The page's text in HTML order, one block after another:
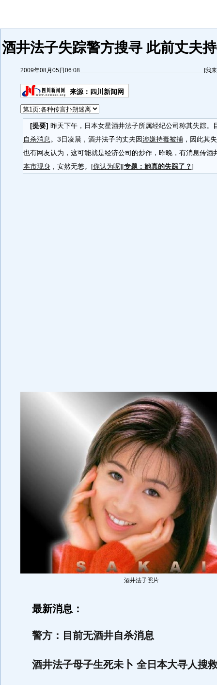
酒井法子失踪警方搜寻 此前丈夫
2009年08月05日06:08 [我
来源： 四川新闻网
[提要] 昨天下午，日本女星酒井法子所属经纪公司称其失踪。
自杀消息 。3日凌晨，酒井法子的丈夫因涉嫌持毒被捕，因此其
也有网友认为，这可能就是经济公司的炒作，昨晚，有消息传酒
本市现身，安然无恙。[你认为呢][专题：她真的失踪了？]
酒井法子照片
最新消息：
警方：目前无酒井自杀消息
酒井法子母子生死未卜 全日本大寻人搜